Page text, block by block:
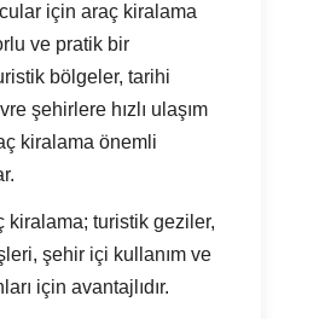
için araç kiralama
ve pratik bir
bölgeler, tarihi
şehirlere hızlı ulaşım
kiralama önemli
kiralama; turistik geziler,
şehir içi kullanım ve
için avantajlıdır.